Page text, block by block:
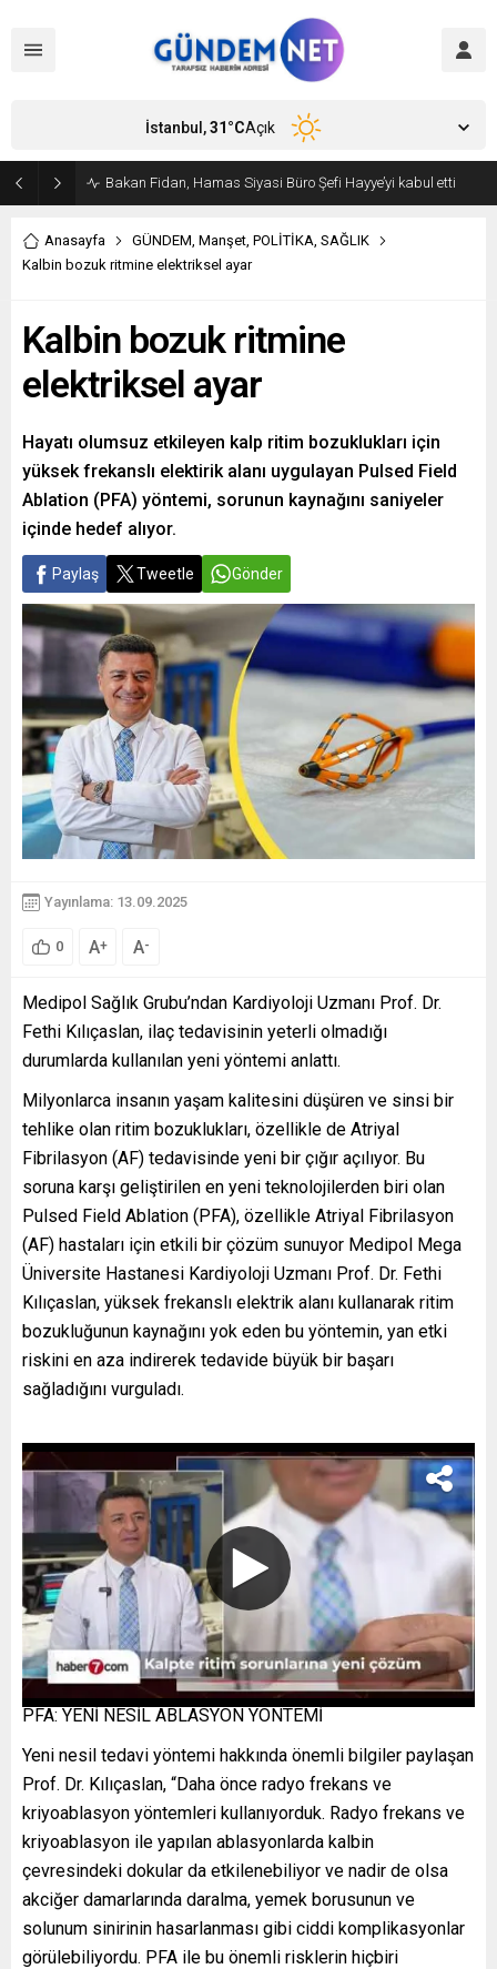
Bakan Fidan, Hamas Siyasi Büro Şefi Hayye’yi kabul etti
İstanbul,31°CAçık
Anasayfa GÜNDEM, Manşet, POLİTİKA, SAĞLIK
Kalbin bozuk ritmine elektriksel ayar
Kalbin bozuk ritmine
elektriksel ayar
Hayatı olumsuz etkileyen kalp ritim bozuklukları için
yüksek frekanslı elektirik alanı uygulayan Pulsed Field
Ablation (PFA) yöntemi, sorunun kaynağını saniyeler
içinde hedef alıyor.
Paylaş Tweetle Gönder
Yayınlama: 13.09.2025
0 A+ A-
Medipol Sağlık Grubu’ndan Kardiyoloji Uzmanı Prof. Dr.
Fethi Kılıçaslan, ilaç tedavisinin yeterli olmadığı
durumlarda kullanılan yeni yöntemi anlattı.
Milyonlarca insanın yaşam kalitesini düşüren ve sinsi bir
tehlike olan ritim bozuklukları, özellikle de Atriyal
Fibrilasyon (AF) tedavisinde yeni bir çığır açılıyor. Bu
soruna karşı geliştirilen en yeni teknolojilerden biri olan
Pulsed Field Ablation (PFA), özellikle Atriyal Fibrilasyon
(AF) hastaları için etkili bir çözüm sunuyor Medipol Mega
Üniversite Hastanesi Kardiyoloji Uzmanı Prof. Dr. Fethi
Kılıçaslan, yüksek frekanslı elektrik alanı kullanarak ritim
bozukluğunun kaynağını yok eden bu yöntemin, yan etki
riskini en aza indirerek tedavide büyük bir başarı
sağladığını vurguladı.
PFA: YENİ NESİL ABLASYON YÖNTEMİ
Yeni nesil tedavi yöntemi hakkında önemli bilgiler paylaşan
Prof. Dr. Kılıçaslan, “Daha önce radyo frekans ve
kriyoablasyon yöntemleri kullanıyorduk. Radyo frekans ve
kriyoablasyon ile yapılan ablasyonlarda kalbin
çevresindeki dokular da etkilenebiliyor ve nadir de olsa
akciğer damarlarında daralma, yemek borusunun ve
solunum sinirinin hasarlanması gibi ciddi komplikasyonlar
görülebiliyordu. PFA ile bu önemli risklerin hiçbiri